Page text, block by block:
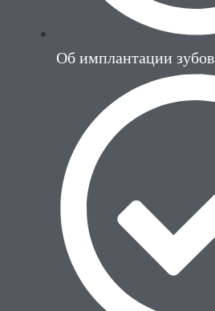
Об имплантации зубов